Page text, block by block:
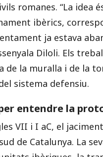
romanes. “La idea
ibèrics,
ja estava
Diloli. Els
de la muralla i de la
sistema defensiu.
entendre la
VII i I aC, el
de Catalunya. La